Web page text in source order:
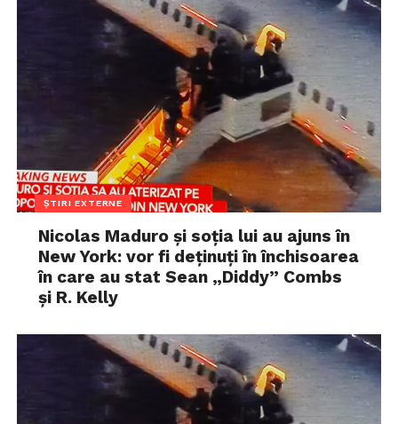
ȘTIRI EXTERNE
Nicolas Maduro și soția lui au ajuns în
New York: vor fi deținuți în închisoarea
în care au stat Sean „Diddy” Combs
și R. Kelly